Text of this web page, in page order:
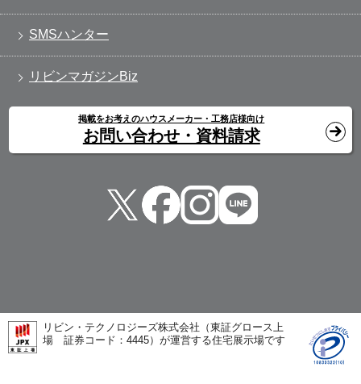
SMSハンター
リビンマガジンBiz
掲載をお考えのハウスメーカー・工務店様向け
お問い合わせ・資料請求
リビン・テクノロジーズ株式会社（東証グロース上
場 証券コード：4445）が運営する住宅展示場です